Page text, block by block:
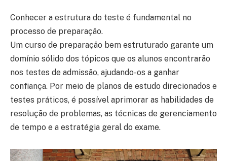
Conhecer a estrutura do teste é fundamental no
processo de preparação.
Um curso de preparação bem estruturado garante um
domínio sólido dos tópicos que os alunos encontrarão
nos testes de admissão, ajudando-os a ganhar
confiança. Por meio de planos de estudo direcionados e
testes práticos, é possível aprimorar as habilidades de
resolução de problemas, as técnicas de gerenciamento
de tempo e a estratégia geral do exame.